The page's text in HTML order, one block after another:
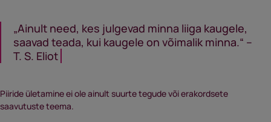
„Ainult need, kes julgevad minna liiga kaugele,
saavad teada, kui kaugele on võimalik minna.“ –
T. S. Eliot
Piiride ületamine ei ole ainult suurte tegude või erakordsete
saavutuste teema.